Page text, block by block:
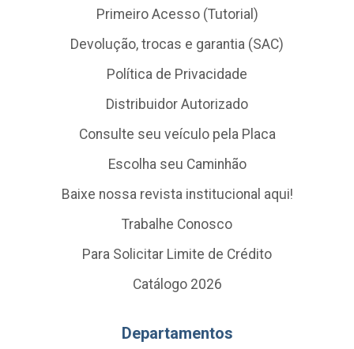
Primeiro Acesso (Tutorial)
Devolução, trocas e garantia (SAC)
Política de Privacidade
Distribuidor Autorizado
Consulte seu veículo pela Placa
Escolha seu Caminhão
Baixe nossa revista institucional aqui!
Trabalhe Conosco
Para Solicitar Limite de Crédito
Catálogo 2026
Departamentos